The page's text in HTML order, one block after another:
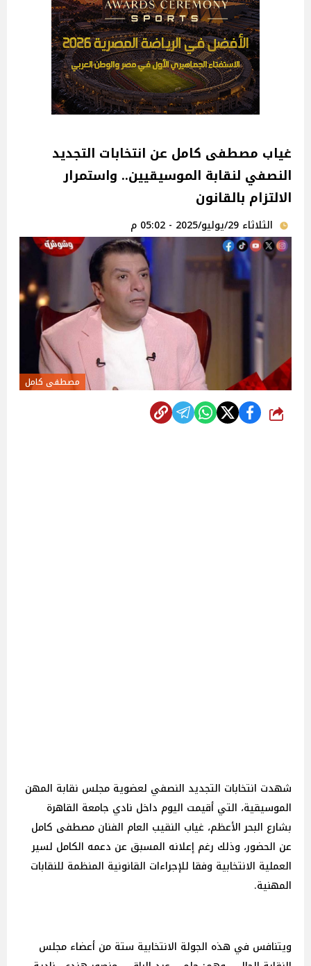
غياب مصطفى كامل عن انتخابات التجديد
النصفي لنقابة الموسيقيين.. واستمرار
الالتزام بالقانون‎
الثلاثاء 29/يوليو/2025 - 05:02 م
مصطفى كامل
شارك
شهدت انتخابات التجديد النصفي لعضوية مجلس نقابة المهن
الموسيقية، التي أقيمت اليوم داخل نادي جامعة القاهرة
بشارع البحر الأعظم، غياب النقيب العام الفنان مصطفى كامل
عن الحضور، وذلك رغم إعلانه المسبق عن دعمه الكامل لسير
العملية الانتخابية وفقا للإجراءات القانونية المنظمة للنقابات
المهنية.
ويتنافس في هذه الجولة الانتخابية ستة من أعضاء مجلس